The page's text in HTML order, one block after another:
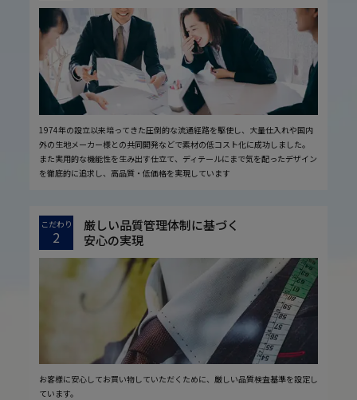
1974年の設立以来培ってきた圧倒的な流通経路を駆使し、大量仕入れや国内
外の生地メーカー様との共同開発などで素材の低コスト化に成功しました。
また実用的な機能性を生み出す仕立て、ディテールにまで気を配ったデザイン
を徹底的に追求し、高品質・低価格を実現しています
こだわり
2
厳しい品質管理体制に基づく
安心の実現
お客様に安心してお買い物していただくために、厳しい品質検査基準を設定し
ています。